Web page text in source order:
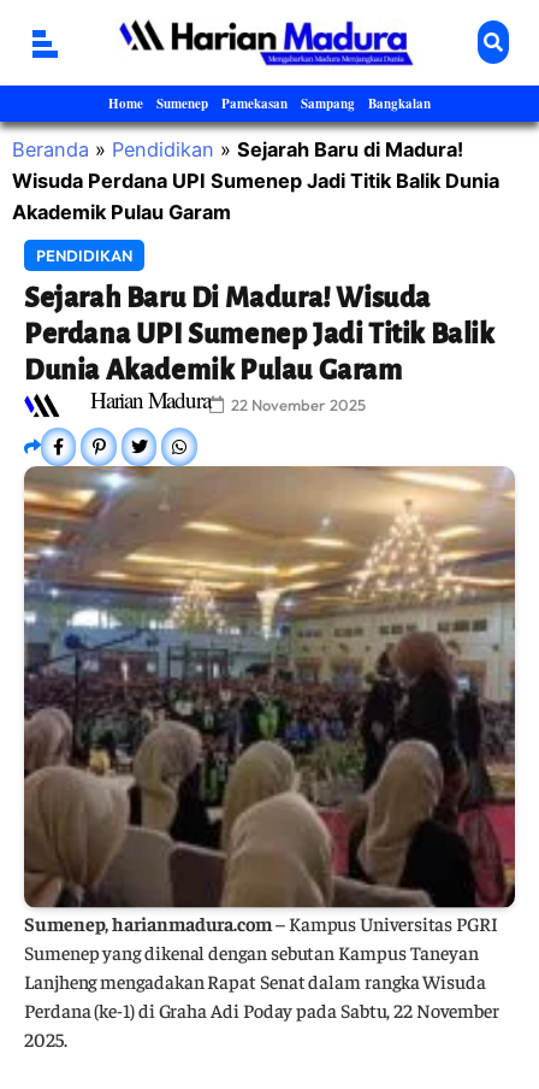
Home Sumenep Pamekasan Sampang Bangkalan
Beranda » Pendidikan » Sejarah Baru di Madura!
Wisuda Perdana UPI Sumenep Jadi Titik Balik Dunia
Akademik Pulau Garam
PENDIDIKAN
Sejarah Baru Di Madura! Wisuda
Perdana UPI Sumenep Jadi Titik Balik
Dunia Akademik Pulau Garam
22 November 2025
Harian Madura
Sumenep, harianmadura.com– Kampus Universitas PGRI
Sumenep yang dikenal dengan sebutan Kampus Taneyan
Lanjheng mengadakan Rapat Senat dalam rangka Wisuda
Perdana (ke-1) di Graha Adi Poday pada Sabtu, 22 November
2025.